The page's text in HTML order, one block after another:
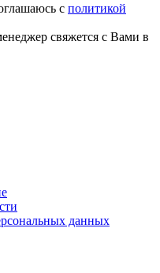
с политикой
свяжется с Вами в
данных